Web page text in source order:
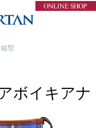
型
ボイキアナ